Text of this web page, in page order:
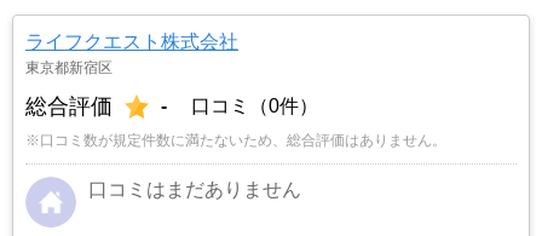
ライフクエスト株式会社
東京都新宿区
総合評価 - 口コミ（0件）
※口コミ数が規定件数に満たないため、総合評価はありません。
口コミはまだありません